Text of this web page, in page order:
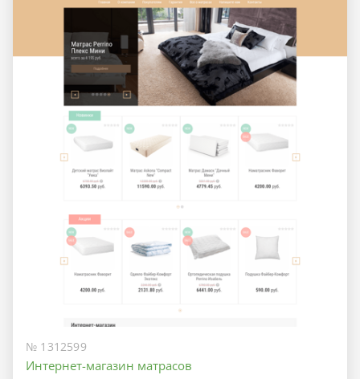
№ 1312599
Интернет-магазин матрасов